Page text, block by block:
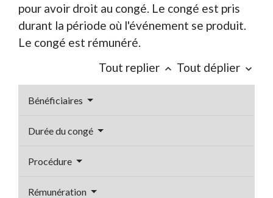
pour avoir droit au congé. Le congé est pris
durant la période où l'événement se produit.
Le congé est rémunéré.
Tout replier keyboard_arrow_up Tout déplier keyboard_arrow_down
Bénéficiaires
Durée du congé
Procédure
Rémunération